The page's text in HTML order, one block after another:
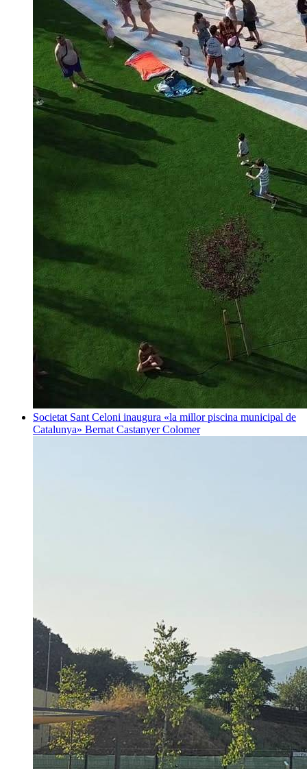
Societat Sant Celoni inaugura «la millor piscina municipal de
Catalunya» Bernat Castanyer Colomer